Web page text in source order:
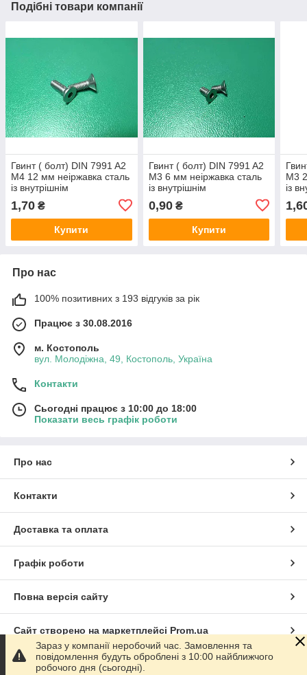
Подібні товари компанії
Гвинт ( болт) DIN 7991 A2
M4 12 мм неіржавка сталь
із внутрішнім
1,70 ₴
Купити
Гвинт ( болт) DIN 7991 A2
M3 6 мм неіржавка сталь
із внутрішнім
0,90₴
Купити
M3
із
Про нас
100% позитивних з 193 відгуків за рік
Працює з 30.08.2016
м. Костополь
вул. Молодіжна, 49, Костополь, Україна
Контакти
Сьогодні працює з 10:00 до 18:00
Показати весь графік роботи
Про нас
Контакти
Доставка та оплата
Графік роботи
Повна версія сайту
Сайт створено на маркетплейсі Prom.ua
Політика конфіденційності
Зараз у компанії неробочий час. Замовлення та
повідомлення будуть оброблені з 10:00 найближчого
робочого дня (сьогодні).